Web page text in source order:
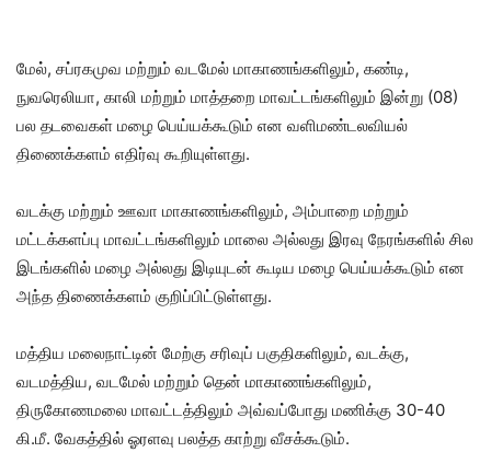
மேல், சப்ரகமுவ மற்றும் வடமேல் மாகாணங்களிலும், கண்டி,
நுவரெலியா, காலி மற்றும் மாத்தறை மாவட்டங்களிலும் இன்று (08)
பல தடவைகள் மழை பெய்யக்கூடும் என வளிமண்டலவியல்
திணைக்களம் எதிர்வு கூறியுள்ளது.
வடக்கு மற்றும் ஊவா மாகாணங்களிலும், அம்பாறை மற்றும்
மட்டக்களப்பு மாவட்டங்களிலும் மாலை அல்லது இரவு நேரங்களில் சில
இடங்களில் மழை அல்லது இடியுடன் கூடிய மழை பெய்யக்கூடும் என
அந்த திணைக்களம் குறிப்பிட்டுள்ளது.
மத்திய மலைநாட்டின் மேற்கு சரிவுப் பகுதிகளிலும், வடக்கு,
வடமத்திய, வடமேல் மற்றும் தென் மாகாணங்களிலும்,
திருகோணமலை மாவட்டத்திலும் அவ்வப்போது மணிக்கு 30-40
கி.மீ. வேகத்தில் ஓரளவு பலத்த காற்று வீசக்கூடும்.